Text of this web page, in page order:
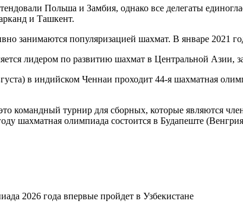
Польша и Замбия, однако все делегаты
и Ташкент.
занимаются популяризацией шахмат. В январе 2021
лидером по развитию шахмат в Центральной Азии,
в индийском Ченнаи проходит 44-я шахматная
командный турнир для сборных, которые являются
шахматная олимпиада состоится в Будапеште
2026 года впервые пройдет в Узбекистане